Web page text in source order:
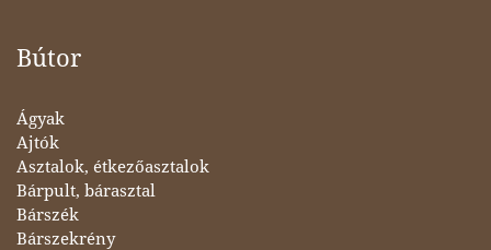
Bútor
Ágyak
Ajtók
Asztalok, étkezőasztalok
Bárpult, bárasztal
Bárszék
Bárszekrény